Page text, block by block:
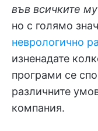
във всичките
но с голямо
неврологично
изненадате
програми се
различните
компания.